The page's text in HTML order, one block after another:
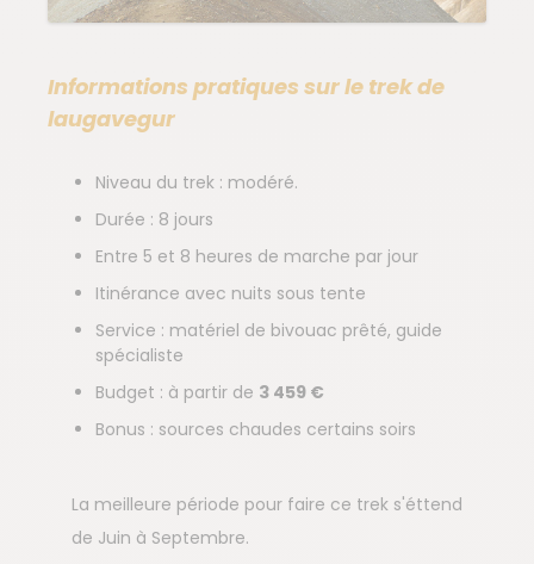
Informations pratiques sur le trek de
laugavegur
Niveau du trek : modéré.
Durée : 8 jours
Entre 5 et 8 heures de marche par jour
Itinérance avec nuits sous tente
Service : matériel de bivouac prêté, guide
spécialiste
Budget : à partir de 3 459 €
Bonus : sources chaudes certains soirs
La meilleure période pour faire ce trek s'éttend
de Juin à Septembre.